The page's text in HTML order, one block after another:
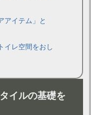
イレをおしゃれに！
アイテム」と
イレ空間をおし
イルの基礎を